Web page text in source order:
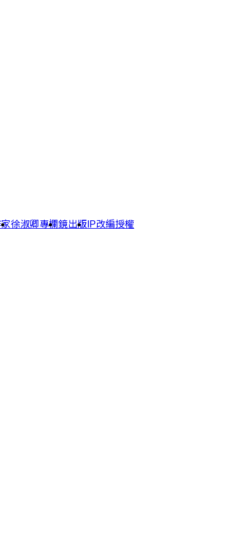
徐淑卿專欄鏡出版 IP改編授權